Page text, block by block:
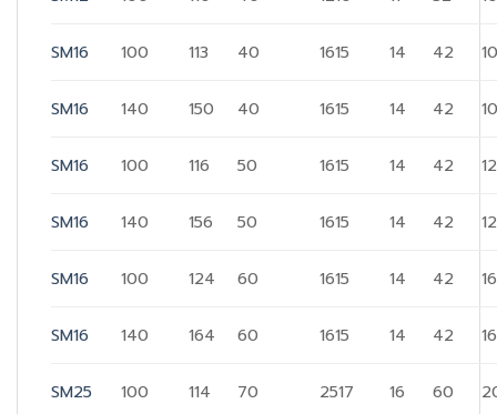
SM16 100 113 40 1615 14 42
SM16 140 150 40 1615 14 42
SM16 100 116 50 1615 14 42
SM16 140 156 50 1615 14 42
SM16 100 124 60 1615 14 42
SM16 140 164 60 1615 14 42
SM25 100 114 70 2517 16 60